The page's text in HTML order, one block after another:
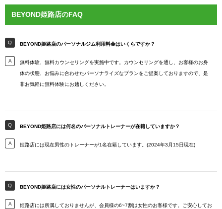
BEYOND姫路店のFAQ
BEYOND姫路店のパーソナルジム利用料金はいくらですか？
無料体験、無料カウンセリングを実施中です。カウンセリングを通し、お客様のお身
体の状態、お悩みに合わせたパーソナライズなプランをご提案しておりますので、是
非お気軽に無料体験にお越しください。
BEYOND姫路店には何名のパーソナルトレーナーが在籍していますか？
姫路店には現在男性のトレーナーが1名在籍しています。(2024年3月15日現在)
BEYOND姫路店には女性のパーソナルトレーナーはいますか？
姫路店には所属しておりませんが、会員様の6~7割は女性のお客様です。ご安心してお